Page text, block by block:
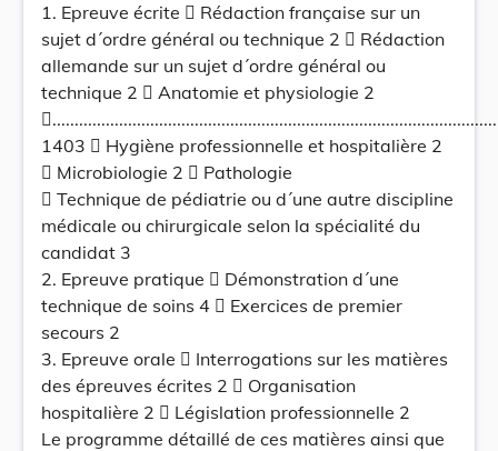
1. Epreuve écrite  Rédaction française sur un
sujet d´ordre général ou technique 2  Rédaction
allemande sur un sujet d´ordre général ou
technique 2  Anatomie et physiologie 2
1403  Hygiène professionnelle et hospitalière 2
 Microbiologie 2  Pathologie
 Technique de pédiatrie ou d´une autre discipline
médicale ou chirurgicale selon la spécialité du
candidat 3
2. Epreuve pratique  Démonstration d´une
technique de soins 4  Exercices de premier
secours 2
3. Epreuve orale  Interrogations sur les matières
des épreuves écrites 2  Organisation
hospitalière 2  Législation professionnelle 2
Le programme détaillé de ces matières ainsi que